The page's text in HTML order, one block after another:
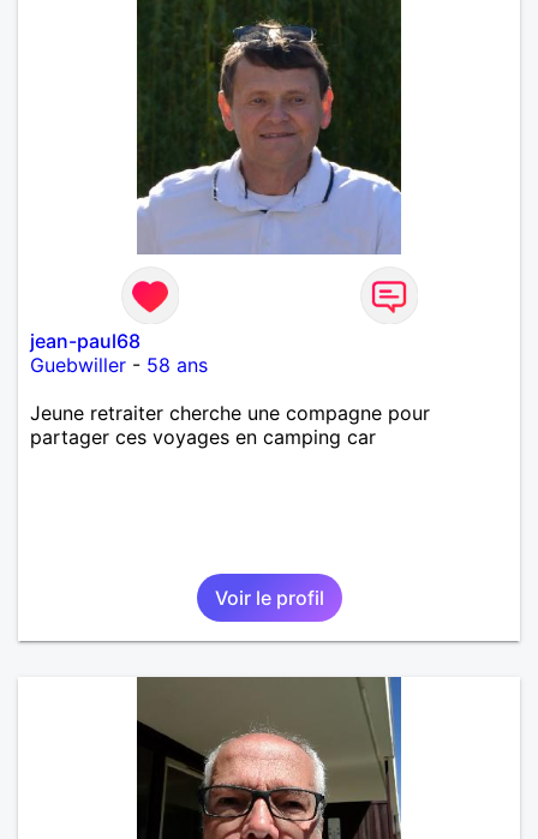
jean-paul68
Guebwiller - 58 ans
Jeune retraiter cherche une compagne pour
partager ces voyages en camping car
Voir le profil